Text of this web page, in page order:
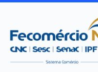
Ir
conteúdo